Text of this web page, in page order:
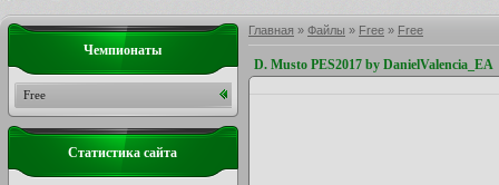
Главная » Файлы » Free » Free
D. Musto PES2017 by DanielValencia_EA
Чемпионаты
Free
Статистика сайта